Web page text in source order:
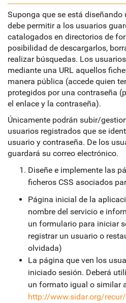
Suponga que se está
debe permitir a los usuarios
catalogados en directorios de
posibilidad de descargarlos,
realizar búsquedas. Los
mediante una URL aquellos
manera pública (accede quien
protegidos por una contraseña
el enlace y la contraseña).
Únicamente podrán subir/
usuarios registrados que se
usuario y contraseña. De los
guardará su correo electrónico.
Diseñe e implemente las
ficheros CSS asociados
Página inicial de la
nombre del servicio e
un formulario para iniciar
registrar un usuario o
olvidada)
La página que ven los
iniciado sesión. Deberá
un formato igual o similar
http://www.sidar.org/